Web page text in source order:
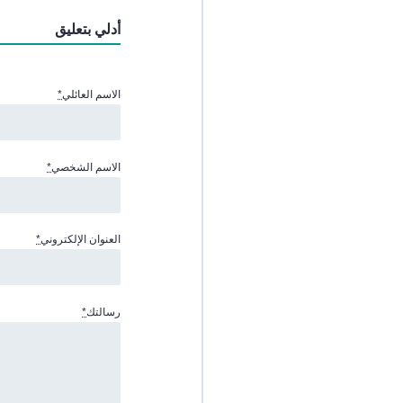
أدلي بتعليق
الاسم العائلي*
الاسم الشخصي*
العنوان الإلكتروني*
رسالتك*